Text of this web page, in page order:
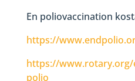
En poliovaccination
https://
https://
polio